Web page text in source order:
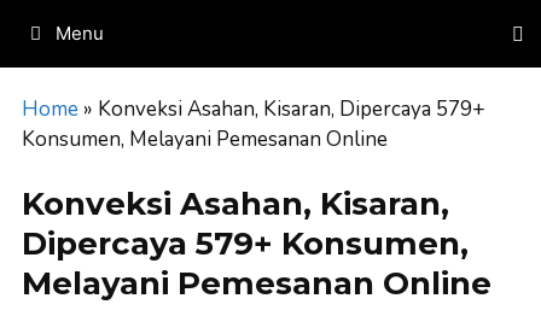
content
Menu
Home » Konveksi Asahan, Kisaran, Dipercaya 579+
Konsumen, Melayani Pemesanan Online
Konveksi Asahan, Kisaran,
Dipercaya 579+ Konsumen,
Melayani Pemesanan Online